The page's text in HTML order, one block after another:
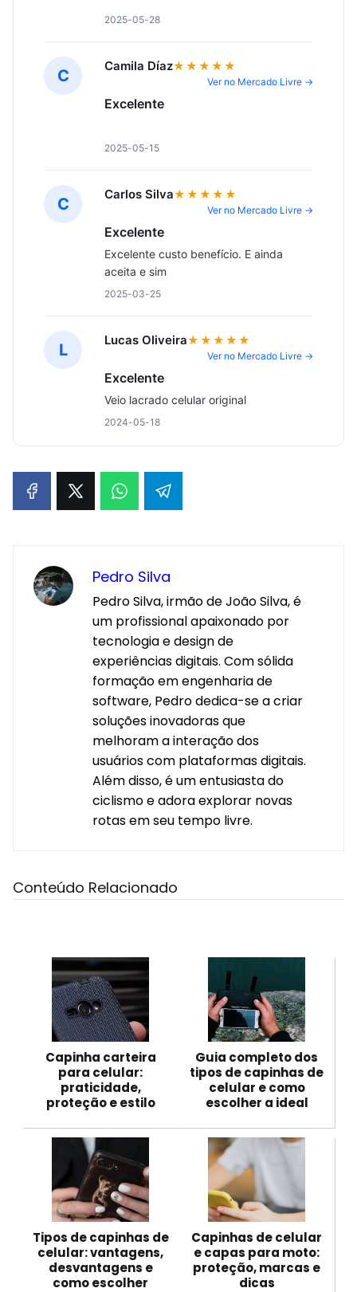
2025-05-28
C Camila Díaz★★★★★
Ver no Mercado Livre →
Excelente
2025-05-15
C Carlos Silva★★★★★
Ver no Mercado Livre →
Excelente
Excelente custo benefício. E ainda
aceita e sim
2025-03-25
L Lucas Oliveira★★★★★
Ver no Mercado Livre →
Excelente
Veio lacrado celular original
2024-05-18
Pedro Silva
Pedro Silva, irmão de João Silva, é
um profissional apaixonado por
tecnologia e design de
experiências digitais. Com sólida
formação em engenharia de
software, Pedro dedica-se a criar
soluções inovadoras que
melhoram a interação dos
usuários com plataformas digitais.
Além disso, é um entusiasta do
ciclismo e adora explorar novas
rotas em seu tempo livre.
Conteúdo Relacionado
Capinha carteira
para celular:
praticidade,
proteção e estilo
Guia completo dos
tipos de capinhas de
celular e como
escolher a ideal
Tipos de capinhas de
celular: vantagens,
desvantagens e
como escolher
Capinhas de celular
e capas para moto:
proteção, marcas e
dicas